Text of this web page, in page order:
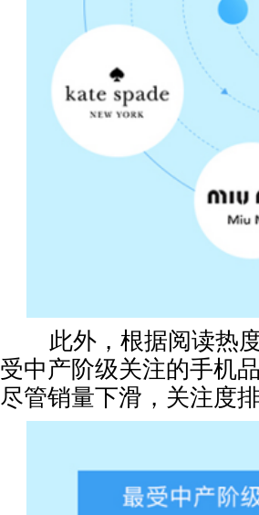
此外，根据阅读热度
受中产阶级关注的手机
尽管销量下滑，关注度